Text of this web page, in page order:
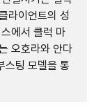
라이언트의 성
에서 클럭 마
오호라와 안다
스팅 모델을 통